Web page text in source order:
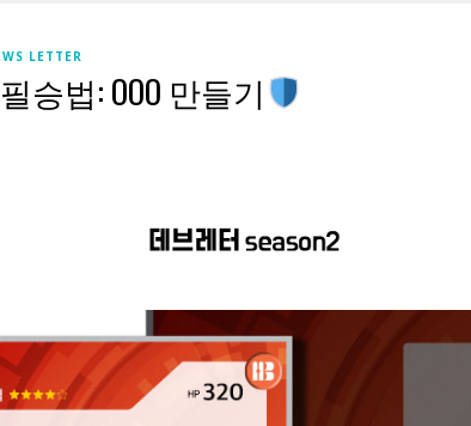
LETTER
승법: OOO 만들기